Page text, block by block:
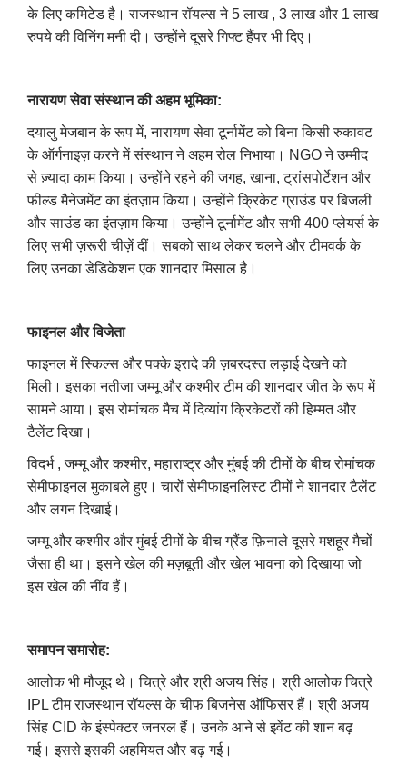
के लिए कमिटेड है। राजस्थान रॉयल्स ने 5 लाख , 3 लाख और 1 लाख
रुपये की विनिंग मनी दी। उन्होंने दूसरे गिफ्ट हैंपर भी दिए।
नारायण सेवा संस्थान की अहम भूमिका:
दयालु मेजबान के रूप में, नारायण सेवा टूर्नामेंट को बिना किसी रुकावट
के ऑर्गनाइज़ करने में संस्थान ने अहम रोल निभाया। NGO ने उम्मीद
से ज़्यादा काम किया। उन्होंने रहने की जगह, खाना, ट्रांसपोर्टेशन और
फील्ड मैनेजमेंट का इंतज़ाम किया। उन्होंने क्रिकेट ग्राउंड पर बिजली
और साउंड का इंतज़ाम किया। उन्होंने टूर्नामेंट और सभी 400 प्लेयर्स के
लिए सभी ज़रूरी चीज़ें दीं। सबको साथ लेकर चलने और टीमवर्क के
लिए उनका डेडिकेशन एक शानदार मिसाल है।
फाइनल और विजेता
फाइनल में स्किल्स और पक्के इरादे की ज़बरदस्त लड़ाई देखने को
मिली। इसका नतीजा जम्मू और कश्मीर टीम की शानदार जीत के रूप में
सामने आया। इस रोमांचक मैच में दिव्यांग क्रिकेटरों की हिम्मत और
टैलेंट दिखा।
विदर्भ , जम्मू और कश्मीर, महाराष्ट्र और मुंबई की टीमों के बीच रोमांचक
सेमीफाइनल मुकाबले हुए। चारों सेमीफाइनलिस्ट टीमों ने शानदार टैलेंट
और लगन दिखाई।
जम्मू और कश्मीर और मुंबई टीमों के बीच ग्रैंड फ़िनाले दूसरे मशहूर मैचों
जैसा ही था। इसने खेल की मज़बूती और खेल भावना को दिखाया जो
इस खेल की नींव हैं।
समापन समारोह:
आलोक भी मौजूद थे। चित्रे और श्री अजय सिंह। श्री आलोक चित्रे
IPL टीम राजस्थान रॉयल्स के चीफ बिजनेस ऑफिसर हैं। श्री अजय
सिंह CID के इंस्पेक्टर जनरल हैं। उनके आने से इवेंट की शान बढ़
गई। इससे इसकी अहमियत और बढ़ गई।